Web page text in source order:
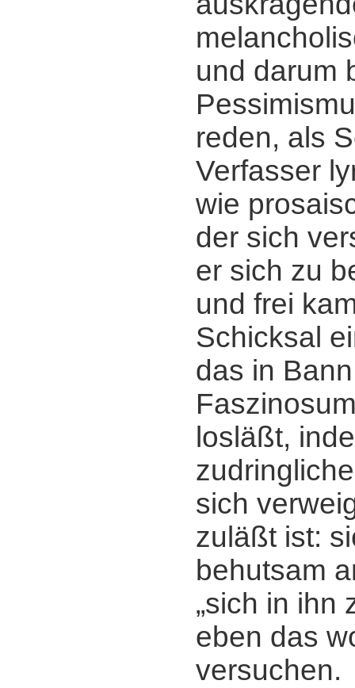
und darum
reden, als
Verfasser
wie
der sich
er sich zu
und frei
Schicksal
das in
losläßt,
sich
zuläßt ist:
behutsam
„sich in ihn
eben das
versuchen.